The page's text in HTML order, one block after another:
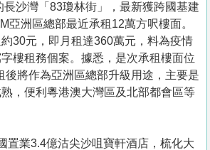
沙灣「83瓊林街」，最新獲跨國基建
亞洲區總部最近承租12萬方呎樓面。
30元，即月租達360萬元，料為疫情
樓租務個案。據悉，是次承租樓面位
後將作為亞洲區總部升級用途，主要是
，便利粵港澳大灣區及北部都會區等
置業3.4億沽尖沙咀寶軒酒店，梳化大